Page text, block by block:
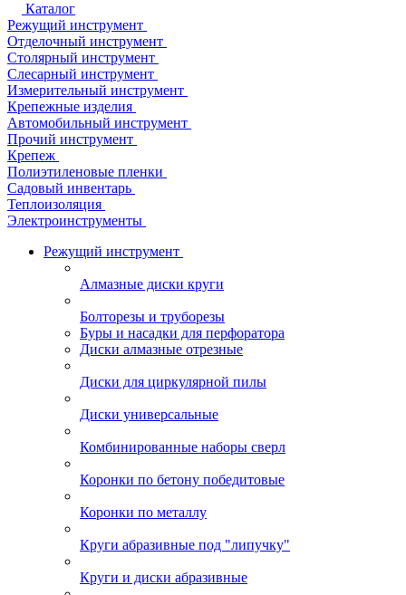
Каталог
Режущий инструмент
Отделочный инструмент
Столярный инструмент
Слесарный инструмент
Измерительный инструмент
Крепежные изделия
Автомобильный инструмент
Прочий инструмент
Крепеж
Полиэтиленовые пленки
Садовый инвентарь
Теплоизоляция
Электроинструменты
Режущий инструмент
Алмазные диски круги
Болторезы и труборезы
Буры и насадки для перфоратора
Диски алмазные отрезные
Диски для циркулярной пилы
Диски универсальные
Комбинированные наборы сверл
Коронки по бетону победитовые
Коронки по металлу
Круги абразивные под "липучку"
Круги и диски абразивные